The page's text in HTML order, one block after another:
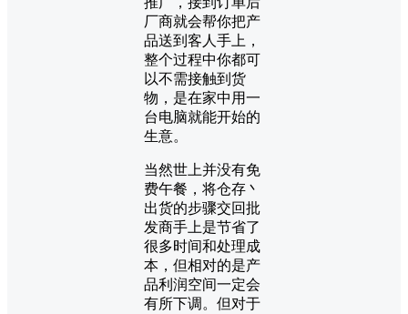
厂商就会帮你把产
品送到客人手上，
整个过程中你都可
以不需接触到货
物，是在家中用一
台电脑就能开始的
生意。
当然世上并没有免
费午餐，将仓存丶
出货的步骤交回批
发商手上是节省了
很多时间和处理成
本，但相对的是产
品利润空间一定会
有所下调。但对于